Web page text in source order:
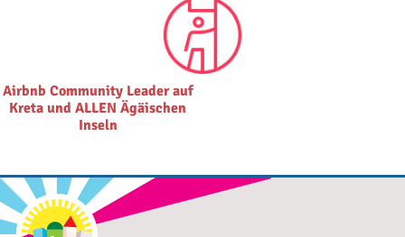
Airbnb Community Leader auf
Kreta und ALLEN Ägäischen
Inseln